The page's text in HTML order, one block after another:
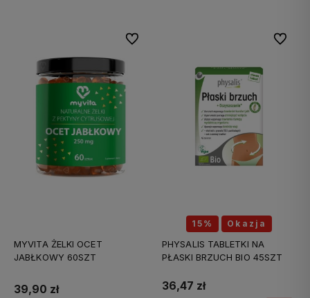
MYVITA ŻELKI OCET
JABŁKOWY 60SZT
39,90 zł
Do ulubionych
15% Okazja
PHYSALIS TABLETKI NA
PŁASKI BRZUCH BIO 45SZT
36,47 zł
Do